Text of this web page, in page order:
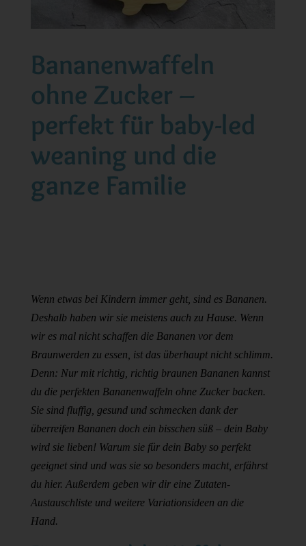
Bananenwaffeln
ohne Zucker –
perfekt für baby-led
weaning und die
ganze Familie
Wenn etwas bei Kindern immer geht, sind es Bananen.
Deshalb haben wir sie meistens auch zu Hause. Wenn
wir es mal nicht schaffen die Bananen vor dem
Braunwerden zu essen, ist das überhaupt nicht schlimm.
Denn: Nur mit richtig, richtig braunen Bananen kannst
du die perfekten Bananenwaffeln ohne Zucker backen.
Sie sind fluffig, gesund und schmecken dank der
überreifen Bananen doch ein bisschen süß – dein Baby
wird sie lieben! Warum sie für dein Baby so perfekt
geeignet sind und was sie so besonders macht, erfährst
du hier. Außerdem geben wir dir eine Zutaten-
Austauschliste und weitere Variationsideen an die
Hand.